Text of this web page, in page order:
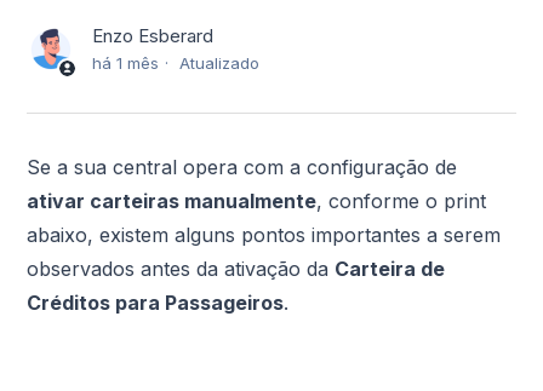
Enzo Esberard
há 1 mês Atualizado
Se a sua central opera com a configuração de
ativar carteiras manualmente, conforme o print
abaixo, existem alguns pontos importantes a serem
observados antes da ativação da Carteira de
Créditos para Passageiros.